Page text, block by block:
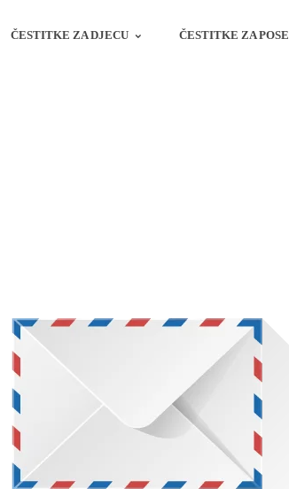
ČESTITKE ZA DJECU ČESTITKE ZA